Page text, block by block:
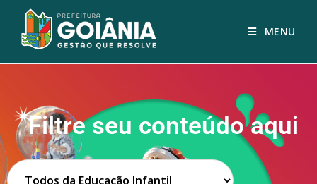
MENU
Filtre seu conteúdo aqui